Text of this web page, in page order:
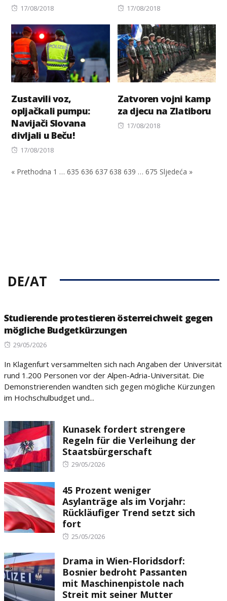
Posted
17/08/2018
Posted
17/08/2018
Zustavili voz,
opljačkali pumpu:
Navijači Slovana
divljali u Beču!
Posted
17/08/2018
Zatvoren vojni kamp
za djecu na Zlatiboru
Posted
17/08/2018
« Prethodna 1 … 635 636 637 638 639 … 675 Sljedeća »
DE/AT
Studierende protestieren österreichweit gegen
mögliche Budgetkürzungen
Posted
29/05/2026
In Klagenfurt versammelten sich nach Angaben der Universität
rund 1.200 Personen vor der Alpen-Adria-Universität. Die
Demonstrierenden wandten sich gegen mögliche Kürzungen
im Hochschulbudget und...
Kunasek fordert strengere
Regeln für die Verleihung der
Staatsbürgerschaft
Posted
29/05/2026
45 Prozent weniger
Asylanträge als im Vorjahr:
Rückläufiger Trend setzt sich
fort
Posted
25/05/2026
Drama in Wien-Floridsdorf:
Bosnier bedroht Passanten
mit Maschinenpistole nach
Streit mit seiner Mutter